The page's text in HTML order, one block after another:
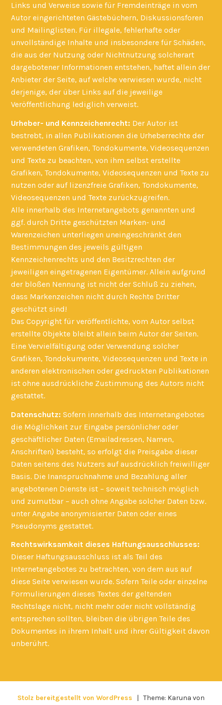
Links und Verweise sowie für Fremdeinträge in vom
Autor eingerichteten Gästebüchern, Diskussionsforen
und Mailinglisten. Für illegale, fehlerhafte oder
unvollständige Inhalte und insbesondere für Schäden,
die aus der Nutzung oder Nichtnutzung solcherart
dargebotener Informationen entstehen, haftet allein der
Anbieter der Seite, auf welche verwiesen wurde, nicht
derjenige, der über Links auf die jeweilige
Veröffentlichung lediglich verweist.
Urheber- und Kennzeichenrecht: Der Autor ist
bestrebt, in allen Publikationen die Urheberrechte der
verwendeten Grafiken, Tondokumente, Videosequenzen
und Texte zu beachten, von ihm selbst erstellte
Grafiken, Tondokumente, Videosequenzen und Texte zu
nutzen oder auf lizenzfreie Grafiken, Tondokumente,
Videosequenzen und Texte zurückzugreifen.
Alle innerhalb des Internetangebots genannten und
ggf. durch Dritte geschützten Marken- und
Warenzeichen unterliegen uneingeschränkt den
Bestimmungen des jeweils gültigen
Kennzeichenrechts und den Besitzrechten der
jeweiligen eingetragenen Eigentümer. Allein aufgrund
der bloßen Nennung ist nicht der Schluß zu ziehen,
dass Markenzeichen nicht durch Rechte Dritter
geschützt sind!
Das Copyright für veröffentlichte, vom Autor selbst
erstellte Objekte bleibt allein beim Autor der Seiten.
Eine Vervielfältigung oder Verwendung solcher
Grafiken, Tondokumente, Videosequenzen und Texte in
anderen elektronischen oder gedruckten Publikationen
ist ohne ausdrückliche Zustimmung des Autors nicht
gestattet.
Datenschutz:Sofern innerhalb des Internetangebotes
die Möglichkeit zur Eingabe persönlicher oder
geschäftlicher Daten (Emailadressen, Namen,
Anschriften) besteht, so erfolgt die Preisgabe dieser
Daten seitens des Nutzers auf ausdrücklich freiwilliger
Basis. Die Inanspruchnahme und Bezahlung aller
angebotenen Dienste ist – soweit technisch möglich
und zumutbar – auch ohne Angabe solcher Daten bzw.
unter Angabe anonymisierter Daten oder eines
Pseudonyms gestattet.
Rechtswirksamkeit dieses Haftungsausschlusses:
Dieser Haftungsausschluss ist als Teil des
Internetangebotes zu betrachten, von dem aus auf
diese Seite verwiesen wurde. Sofern Teile oder einzelne
Formulierungen dieses Textes der geltenden
Rechtslage nicht, nicht mehr oder nicht vollständig
entsprechen sollten, bleiben die übrigen Teile des
Dokumentes in ihrem Inhalt und ihrer Gültigkeit davon
unberührt.
Stolz bereitgestellt von WordPress | Theme: Karuna von